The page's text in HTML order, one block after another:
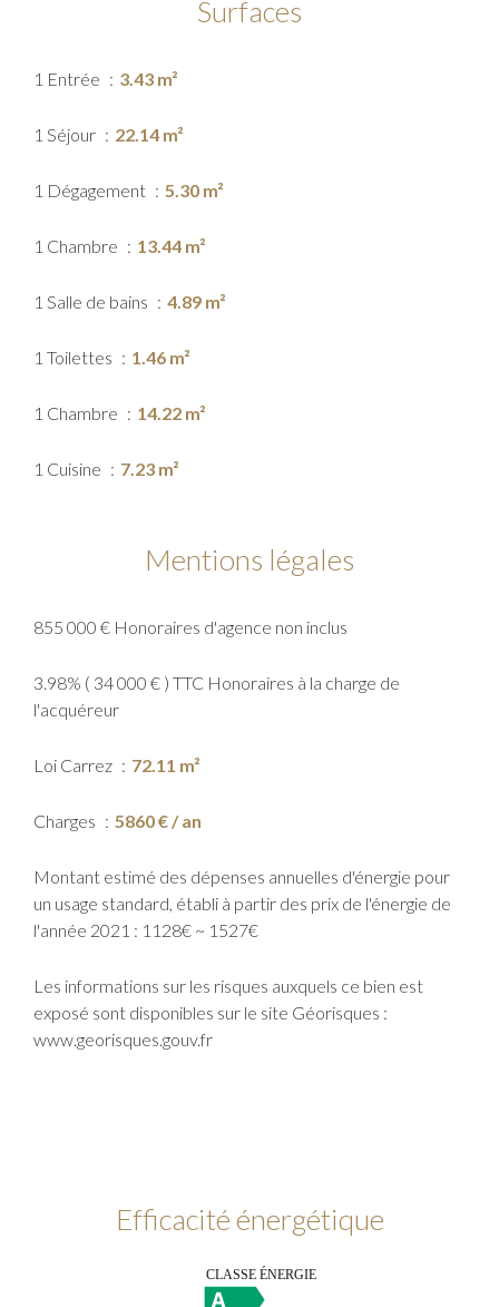
Surfaces
1 Entrée 3.43 m²
1 Séjour 22.14 m²
1 Dégagement 5.30 m²
1 Chambre 13.44 m²
1 Salle de bains 4.89 m²
1 Toilettes 1.46 m²
1 Chambre 14.22 m²
1 Cuisine 7.23 m²
Mentions légales
855 000 € Honoraires d'agence non inclus
3.98% ( 34 000 € ) TTC Honoraires à la charge de
l'acquéreur
Loi Carrez 72.11 m²
Charges 5860 € / an
Montant estimé des dépenses annuelles d'énergie pour
un usage standard, établi à partir des prix de l'énergie de
l'année 2021 : 1128€ ~ 1527€
Les informations sur les risques auxquels ce bien est
exposé sont disponibles sur le site Géorisques :
www.georisques.gouv.fr
Efficacité énergétique